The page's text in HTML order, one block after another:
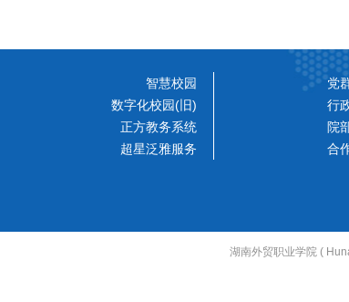
智慧校园
党
数字化校园(旧)
行
正方教务系统
院
超星泛雅服务
合
湖南外贸职业学院 (